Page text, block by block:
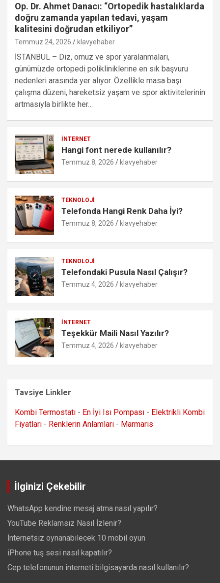
Op. Dr. Ahmet Danacı: “Ortopedik hastalıklarda
doğru zamanda yapılan tedavi, yaşam
kalitesini doğrudan etkiliyor”
Temmuz 24, 2026 klavyehaber
İSTANBUL – Diz, omuz ve spor yaralanmaları,
günümüzde ortopedi polikliniklerine en sık başvuru
nedenleri arasında yer alıyor. Özellikle masa başı
çalışma düzeni, hareketsiz yaşam ve spor aktivitelerinin
artmasıyla birlikte her…
İNTERNET
Hangi font nerede kullanılır?
Temmuz 8, 2026 klavyehaber
TEKNOLOJI
Telefonda Hangi Renk Daha İyi?
Temmuz 8, 2026 klavyehaber
TEKNOLOJI
Telefondaki Pusula Nasıl Çalışır?
Temmuz 4, 2026 klavyehaber
İNTERNET
Teşekkür Maili Nasıl Yazılır?
Temmuz 4, 2026 klavyehaber
Tavsiye Linkler
Kombi Termostatı - En İyi Isı Pompası - Elektrikli Kombi
Fiyatları - Renklerin Anlamları - Marmaris
İlginizi Çekebilir
WhatsApp kendine mesaj atma nasıl yapılır?
YouTube Reklamsız Nasıl İzlenir?
İnternetsiz oynanabilecek 10 mobil oyun
iPhone tuş sesi nasıl kapatılır?
Cep telefonunun interneti bilgisayarda nasıl kullanılır?